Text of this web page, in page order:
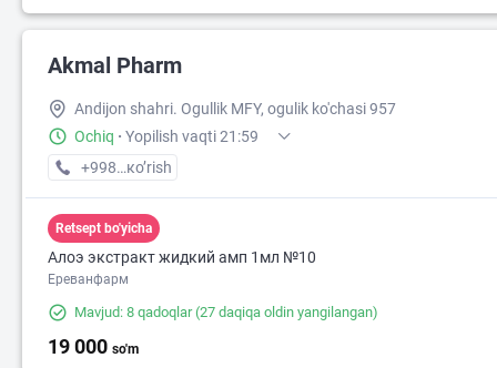
Akmal Pharm
Andijon shahri. Ogullik MFY, ogulik ko'chasi 957
Ochiq · Yopilish vaqti 21:59
+998 (91) XXX-XX-XX
кo’rish
Retsept bo'yicha
Алоэ экстракт жидкий амп 1мл №10
Ереванфарм
Mavjud: 8 qadoqlar(27 daqiqa oldin yangilangan)
19 000 so'm